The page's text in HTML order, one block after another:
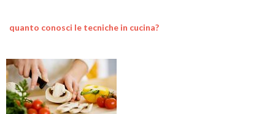
quanto conosci le tecniche in cucina?